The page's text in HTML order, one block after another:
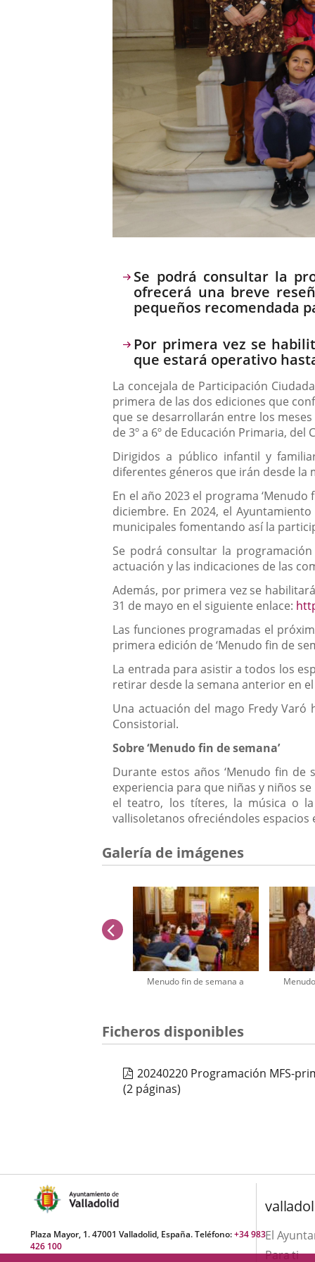
Descripción
Se podrá consultar la
ofrecerá una breve
pequeños recomendada
Por primera vez se
que estará operativo
La concejala de Participación
primera de las dos ediciones que
que se desarrollarán entre los
de 3º a 6º de Educación Primaria, del
Dirigidos a público infantil y
diferentes géneros que irán desde la
En el año 2023 el programa
diciembre. En 2024, el
municipales fomentando así la
Se podrá consultar la
actuación y las indicaciones de las
Además, por primera vez se
31 de mayo en el siguiente enlace:
Las funciones programadas el
primera edición de ‘Menudo fin de
La entrada para asistir a todos los
retirar desde la semana anterior en
Una actuación del mago Fredy Varó
Consistorial.
Sobre ‘Menudo fin de semana’
Durante estos años ‘Menudo fin
experiencia para que niñas y niños
el teatro, los títeres, la música o
vallisoletanos ofreciéndoles espacios
Galería de imágenes
Menudo fin de semana a
de
anterior
Ficheros disponibles
20240220 Programación MFS-
(2 páginas)
Plaza Mayor, 1. 47001 Valladolid, España. Teléfono:+34 983
426 100
El
Para ti